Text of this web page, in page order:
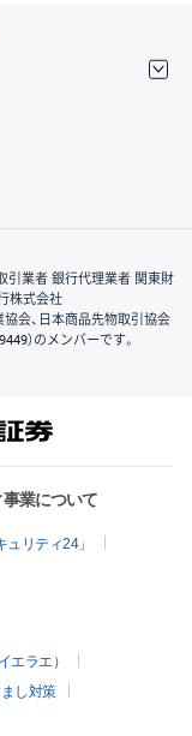
引業者 銀行代理業者 関東財
株式会社
会、日本商品先物取引協会
）のメンバーです。
業について
リティ24」
エラエ）
し対策